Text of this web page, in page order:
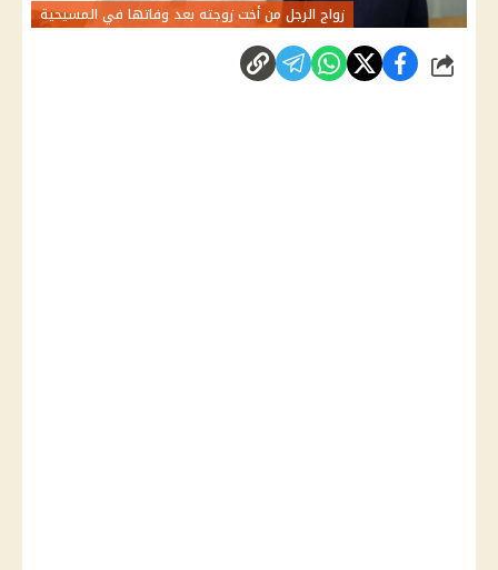
زواج الرجل من أخت زوجته بعد وفاتها في المسيحية
شارك